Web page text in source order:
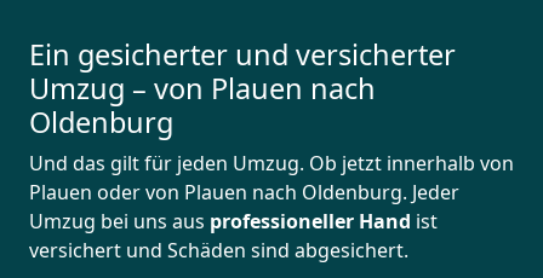
Ein gesicherter und versicherter
Umzug – von Plauen nach
Oldenburg
Und das gilt für jeden Umzug. Ob jetzt innerhalb von
Plauen oder von Plauen nach Oldenburg. Jeder
Umzug bei uns aus professioneller Hand ist
versichert und Schäden sind abgesichert.